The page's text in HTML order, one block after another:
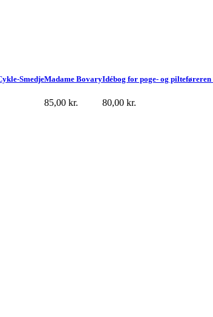
Idébog for poge- og pilteføreren
80,00 kr.
Madame Bovary
85,00 kr.
Smedje